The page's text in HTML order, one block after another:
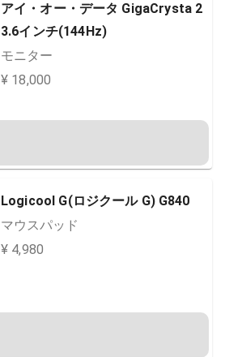
アイ・オー・データ GigaCrysta 2
3.6インチ(144Hz)
モニター
¥ 18,000
Logicool G(ロジクール G) G840
マウスパッド
¥ 4,980